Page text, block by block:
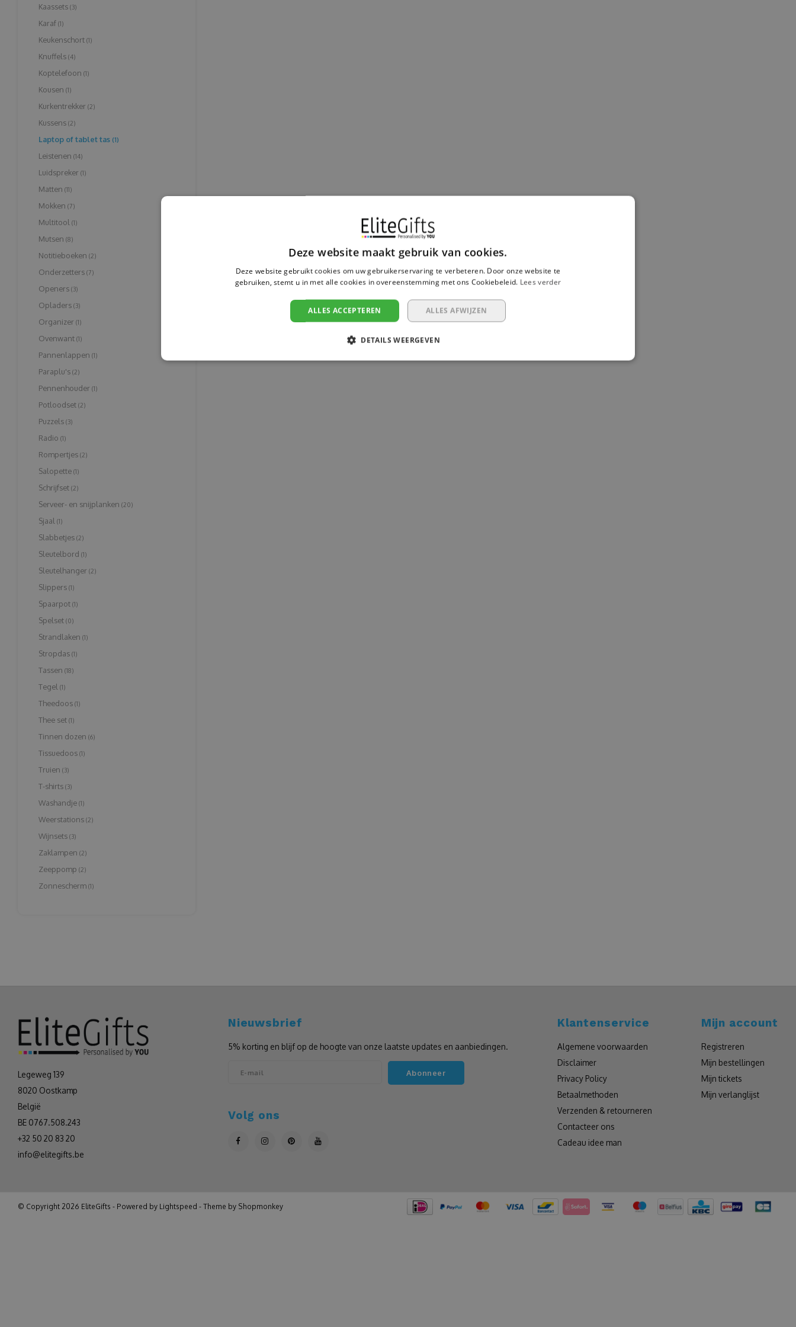
Kaassets (3)
Karaf (1)
Keukenschort (1)
Knuffels (4)
Koptelefoon (1)
Kousen (1)
Kurkentrekker (2)
Kussens (2)
Laptop of tablet tas (1)
Leistenen (14)
Luidspreker (1)
Matten (11)
Mokken (7)
Multitool (1)
Mutsen (8)
Notitieboeken (2)
Onderzetters (7)
Openers (3)
Opladers (3)
Organizer (1)
Ovenwant (1)
Pannenlappen (1)
Paraplu's (2)
Pennenhouder (1)
Potloodset (2)
Puzzels (3)
Radio (1)
Rompertjes (2)
Salopette (1)
Schrijfset (2)
Serveer- en snijplanken (20)
Sjaal (1)
Slabbetjes (2)
Sleutelbord (1)
Sleutelhanger (2)
Slippers (1)
Spaarpot (1)
Spelset (0)
Strandlaken (1)
Stropdas (1)
Tassen (18)
Tegel (1)
Theedoos (1)
Thee set (1)
Tinnen dozen (6)
Tissuedoos (1)
Truien (3)
T-shirts (3)
Washandje (1)
Weerstations (2)
Wijnsets (3)
Zaklampen (2)
Zeeppomp (2)
Zonnescherm (1)
Legeweg 139
8020 Oostkamp
België
BE 0767.508.243
+32 50 20 83 20
info@elitegifts.be
Nieuwsbrief
5% korting en blijf op de hoogte van onze laatste updates en aanbiedingen.
Abonneer
Volg ons
Klantenservice
Algemene voorwaarden
Disclaimer
Privacy Policy
Betaalmethoden
Verzenden & retourneren
Contacteer ons
Cadeau idee man
Mijn account
Registreren
Mijn bestellingen
Mijn tickets
Mijn verlanglijst
© Copyright 2026 EliteGifts - Powered by Lightspeed - Theme by Shopmonkey
Deze website maakt gebruik van cookies.
Deze website gebruikt cookies om uw gebruikerservaring te verbeteren. Door onze website te
gebruiken, stemt u in met alle cookies in overeenstemming met ons Cookiebeleid. Lees verder
ALLES ACCEPTEREN ALLES AFWIJZEN
DETAILS WEERGEVEN